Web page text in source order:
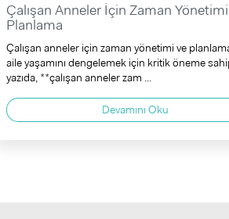
Çalışan Anneler İçin Zaman
Planlama
Çalışan anneler için zaman yönetimi ve
aile yaşamını dengelemek için kritik öneme
yazıda, **çalışan anneler zam ...
Devamını Oku